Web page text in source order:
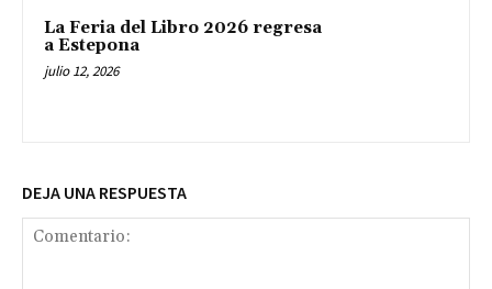
La Feria del Libro 2026 regresa
a Estepona
julio 12, 2026
DEJA UNA RESPUESTA